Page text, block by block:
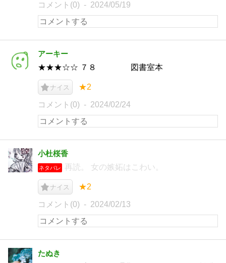
コメント(0) 2024/05/19
アーキー
★★★☆☆ ７８ 図書室本
ナイス ★2
コメント(0) 2024/02/24
小杜桜香
ネタバレ 再読。 女の嫉妬はこわい。
ナイス ★2
コメント(0) 2024/02/13
たぬき